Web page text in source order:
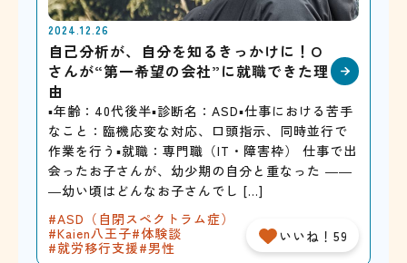
2024.12.26
自己分析が、自分を知るきっかけに！O
さんが“第一希望の会社”に就職できた理
由
▪年齢：40代後半▪診断名：ASD▪仕事における苦手
なこと：臨機応変な対応、口頭指示、同時並行で
作業を行う▪就職：専門職（IT・障害枠） 仕事で出
会ったお子さんが、幼少期の自分と重なった ――
―幼い頃はどんなお子さんでし […]
ASD（自閉スペクトラム症）
Kaien八王子 体験談
就労移行支援 男性
いいね！59